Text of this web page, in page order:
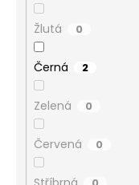
Žlutá 0
Černá 2
Zelená 0
Červená 0